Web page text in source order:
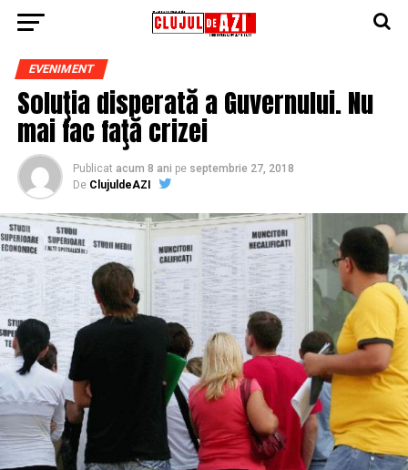
EVENIMENT
Soluţia disperată a Guvernului. Nu
mai fac faţă crizei
Publicat acum 8 ani pe septembrie 27, 2018
De ClujuldeAZI